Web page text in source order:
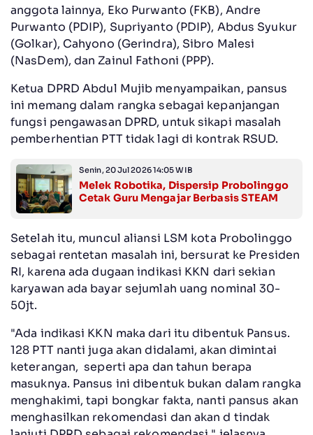
anggota lainnya, Eko Purwanto (FKB), Andre
Purwanto (PDIP), Supriyanto (PDIP), Abdus Syukur
(Golkar), Cahyono (Gerindra), Sibro Malesi
(NasDem), dan Zainul Fathoni (PPP).
Ketua DPRD Abdul Mujib menyampaikan, pansus
ini memang dalam rangka sebagai kepanjangan
fungsi pengawasan DPRD, untuk sikapi masalah
pemberhentian PTT tidak lagi di kontrak RSUD.
Senin, 20 Jul 2026 14:05 WIB
Melek Robotika, Dispersip Probolinggo
Cetak Guru Mengajar Berbasis STEAM
Setelah itu, muncul aliansi LSM kota Probolinggo
sebagai rentetan masalah ini, bersurat ke Presiden
RI, karena ada dugaan indikasi KKN dari sekian
karyawan ada bayar sejumlah uang nominal 30-
50jt.
"Ada indikasi KKN maka dari itu dibentuk Pansus.
128 PTT nanti juga akan didalami, akan dimintai
keterangan, seperti apa dan tahun berapa
masuknya. Pansus ini dibentuk bukan dalam rangka
menghakimi, tapi bongkar fakta, nanti pansus akan
menghasilkan rekomendasi dan akan d tindak